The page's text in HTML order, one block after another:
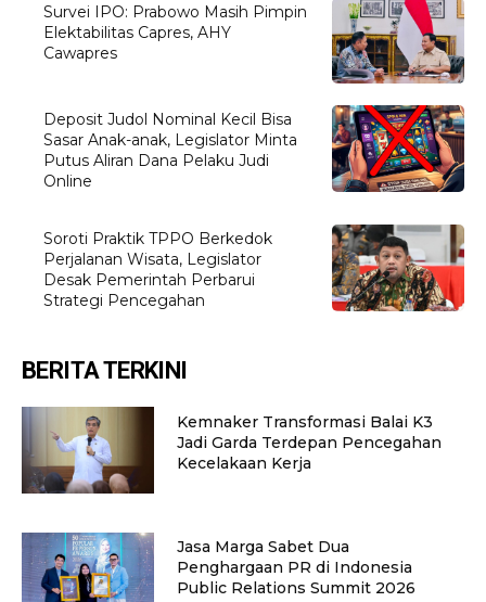
Survei IPO: Prabowo Masih Pimpin
Elektabilitas Capres, AHY
Cawapres
Deposit Judol Nominal Kecil Bisa
Sasar Anak-anak, Legislator Minta
Putus Aliran Dana Pelaku Judi
Online
Soroti Praktik TPPO Berkedok
Perjalanan Wisata, Legislator
Desak Pemerintah Perbarui
Strategi Pencegahan
BERITA TERKINI
Kemnaker Transformasi Balai K3
Jadi Garda Terdepan Pencegahan
Kecelakaan Kerja
Jasa Marga Sabet Dua
Penghargaan PR di Indonesia
Public Relations Summit 2026